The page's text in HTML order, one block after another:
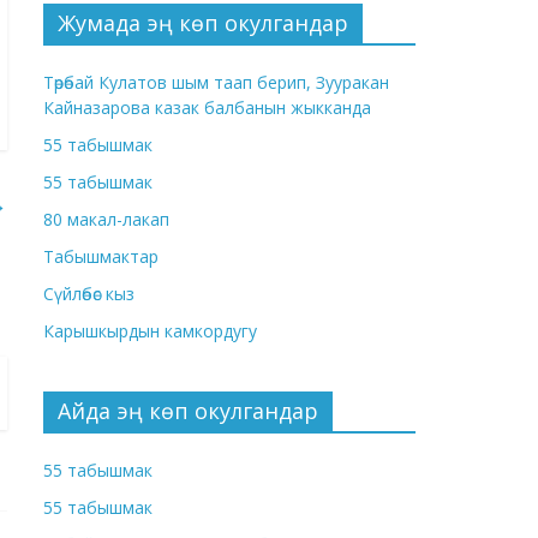
Жумада эң көп окулгандар
Төрөбай Кулатов шым таап берип, Зууракан
Кайназарова казак балбанын жыкканда
55 табышмак
55 табышмак
80 макал-лакап
Табышмактар
Сүйлөбөс кыз
Карышкырдын камкордугу
Айда эң көп окулгандар
55 табышмак
55 табышмак